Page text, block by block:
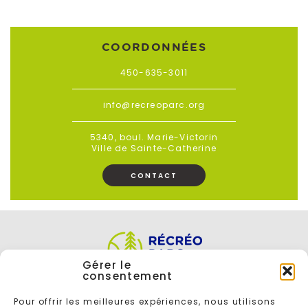
Gérer le
consentement
Pour offrir les meilleures expériences, nous utilisons
COORDONNÉES
450-635-3011
info@recreoparc.org
5340, boul. Marie-Victorin
Ville de Sainte-Catherine
CONTACT